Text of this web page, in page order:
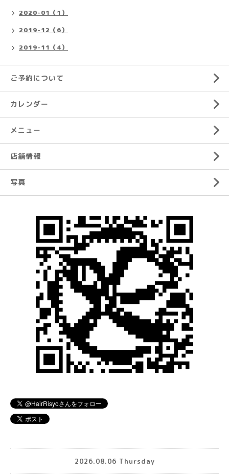
2020-01（1）
2019-12（6）
2019-11（4）
ご予約について
カレンダー
メニュー
店舗情報
写真
2026.08.06 Thursday